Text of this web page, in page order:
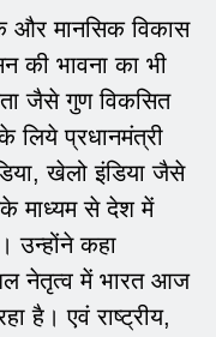
और मानसिक विकास
की भावना का भी
जैसे गुण विकसित
लिये प्रधानमंत्री
खेलो इंडिया जैसे
माध्यम से देश में
उन्होंने कहा
नेतृत्व में भारत आज
है। एवं राष्ट्रीय,